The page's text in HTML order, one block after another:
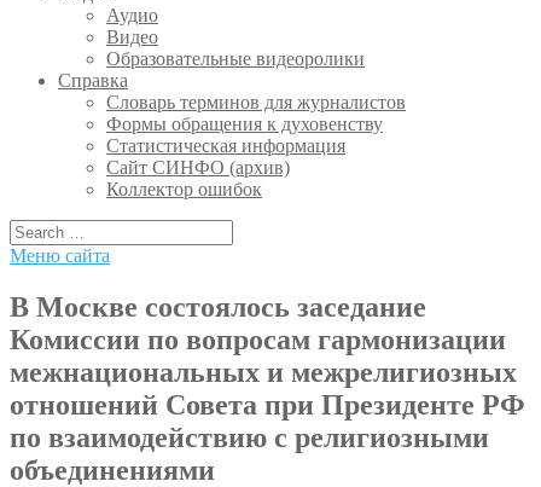
Аудио
Видео
Образовательные видеоролики
Справка
Словарь терминов для журналистов
Формы обращения к духовенству
Статистическая информация
Сайт СИНФО (архив)
Коллектор ошибок
Меню сайта
В Москве состоялось заседание
Комиссии по вопросам гармонизации
межнациональных и межрелигиозных
отношений Совета при Президенте РФ
по взаимодействию с религиозными
объединениями